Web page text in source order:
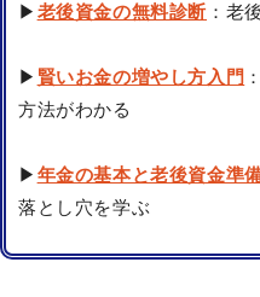
▶ 老後資金の無料診断 ：老
▶ 賢いお金の増やし方入門
方法がわかる
▶ 年金の基本と老後資金準
落とし穴を学ぶ